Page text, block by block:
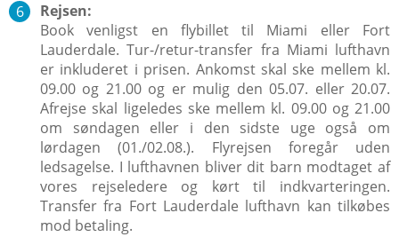
Rejsen:
Book venligst en flybillet til Miami eller Fort
Lauderdale. Tur-/retur-transfer fra Miami lufthavn
er inkluderet i prisen. Ankomst skal ske mellem kl.
09.00 og 21.00 og er mulig den 05.07. eller 20.07.
Afrejse skal ligeledes ske mellem kl. 09.00 og 21.00
om søndagen eller i den sidste uge også om
lørdagen (01./02.08.). Flyrejsen foregår uden
ledsagelse. I lufthavnen bliver dit barn modtaget af
vores rejseledere og kørt til indkvarteringen.
Transfer fra Fort Lauderdale lufthavn kan tilkøbes
mod betaling.